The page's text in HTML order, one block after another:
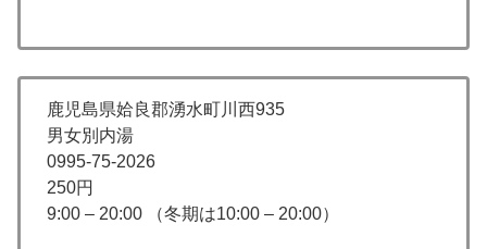
鹿児島県姶良郡湧水町川西935
男女別内湯
0995-75-2026
250円
9:00 – 20:00 （冬期は10:00 – 20:00）